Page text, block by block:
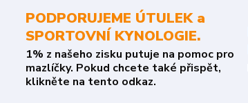
PODPORUJEME ÚTULEK a
SPORTOVNÍ KYNOLOGIE.
1% z našeho zisku putuje na pomoc pro
mazlíčky. Pokud chcete také přispět,
klikněte na tento odkaz.